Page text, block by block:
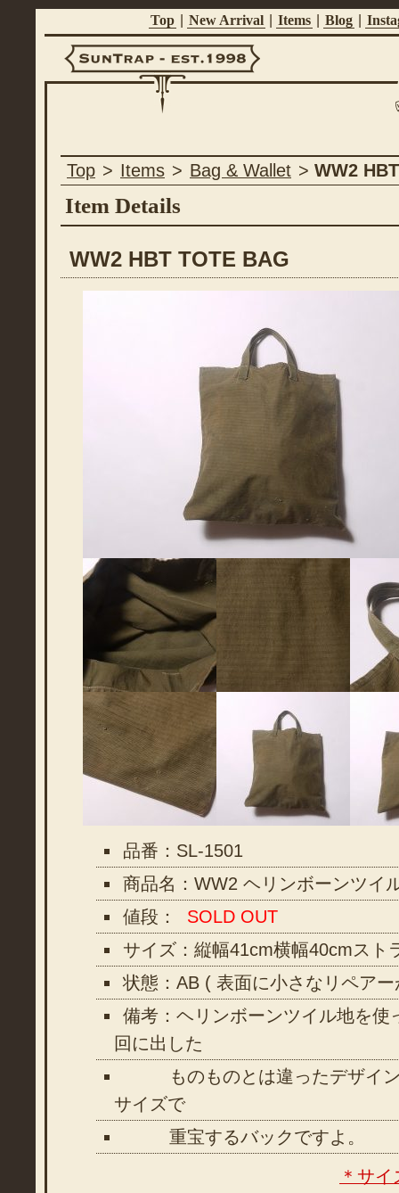
Top New Arrival Items Blog
Est.1998
Top > Items > Bag & Wallet > WW2
Item Details
WW2 HBT TOTE BAG
品番：SL-1501
商品名：WW2 ヘリンボーンツイ
値段： SOLD OUT
サイズ：縦幅41cm横幅40cmスト
状態：AB ( 表面に小さなリペア
備考：ヘリンボーンツイル地を使
回に出した
ものものとは違ったデザイン
サイズで
重宝するバックですよ。
＊サ